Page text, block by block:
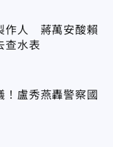
作人 蔣萬安酸賴
查水表
！盧秀燕轟警察國